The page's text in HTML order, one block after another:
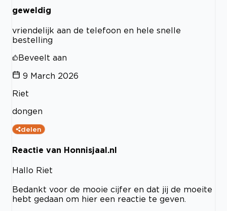
geweldig
vriendelijk aan de telefoon en hele snelle
bestelling
Beveelt aan
9 March 2026
Riet
dongen
delen
Reactie van Honnisjaal.nl
Hallo Riet
Bedankt voor de mooie cijfer en dat jij de moeite
hebt gedaan om hier een reactie te geven.